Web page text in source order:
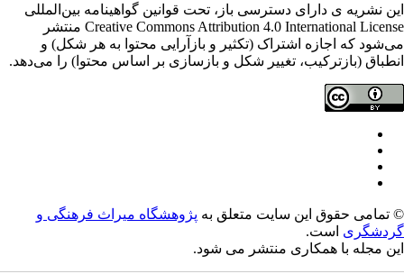
نشریه ی دارای دسترسی باز، تحت قوانین گواهینامه بین‌المللی
Creative Commons Attribution 4.0 International License منتشر
که اجازه اشتراک (تکثیر و بازآرایی محتوا به هر شکل) و
(بازترکیب، تغییر شکل و بازسازی بر اساس محتوا) را می‌دهد.
تمامی حقوق این سایت متعلق بهپژوهشگاه میراث فرهنگی و
است.
مجله با همکاریمنتشر می شود.